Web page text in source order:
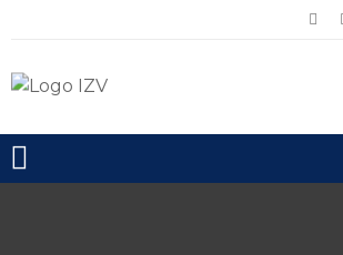
Toggle mobile menu